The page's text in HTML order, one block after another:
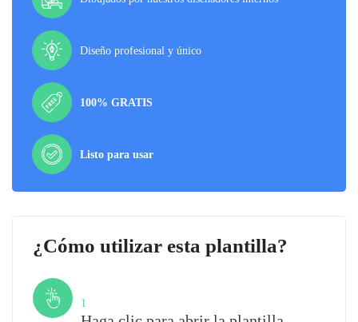
Diseño profesional y único
100% GRATIS
Listo para usar
¿Cómo utilizar esta plantilla?
1